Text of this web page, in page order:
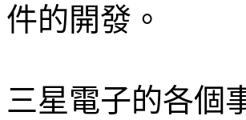
件的開發。
三星電子的各個